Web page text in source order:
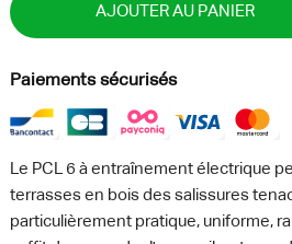
AJOUTER AU PANIER
Paiements sécurisés
Le PCL 6 à entraînement électrique
terrasses en bois des salissures
particulièrement pratique, uniforme,